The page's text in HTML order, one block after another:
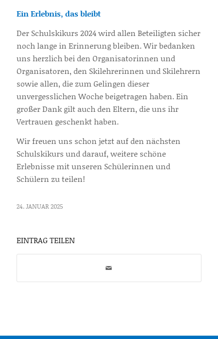
Ein Erlebnis, das bleibt
Der Schulskikurs 2024 wird allen Beteiligten sicher
noch lange in Erinnerung bleiben. Wir bedanken
uns herzlich bei den Organisatorinnen und
Organisatoren, den Skilehrerinnen und Skilehrern
sowie allen, die zum Gelingen dieser
unvergesslichen Woche beigetragen haben. Ein
großer Dank gilt auch den Eltern, die uns ihr
Vertrauen geschenkt haben.
Wir freuen uns schon jetzt auf den nächsten
Schulskikurs und darauf, weitere schöne
Erlebnisse mit unseren Schülerinnen und
Schülern zu teilen!
24. JANUAR 2025
EINTRAG TEILEN